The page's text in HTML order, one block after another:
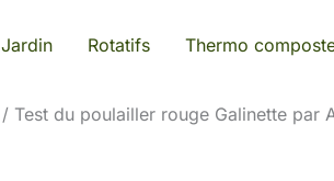
Jardin Rotatifs Thermo
Test du poulailler rouge Galinette par